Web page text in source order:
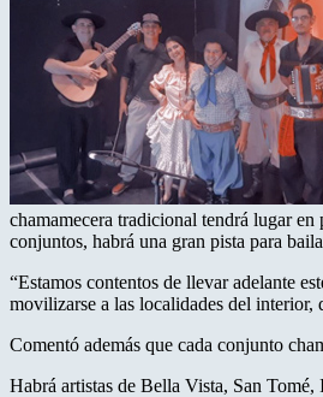
chamamecera tradicional tendrá lugar
conjuntos, habrá una gran pista para
“Estamos contentos de llevar adelante
movilizarse a las localidades del
Comentó además que cada conjunto
Habrá artistas de Bella Vista, San